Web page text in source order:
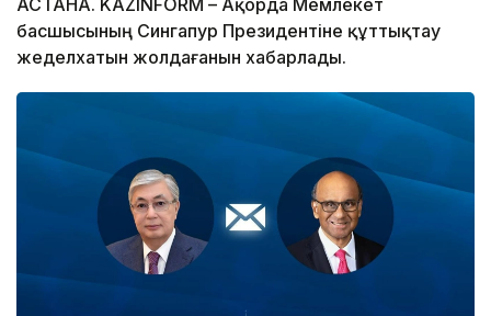
басшысының Сингапур Президентіне құттықтау
жеделхатын жолдағанын хабарлады.